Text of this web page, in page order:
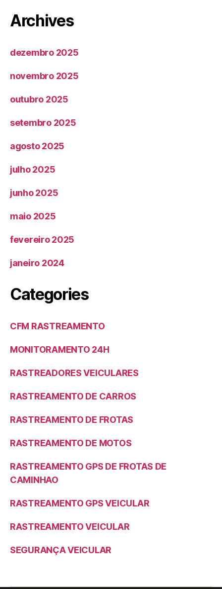
Archives
dezembro 2025
novembro 2025
outubro 2025
setembro 2025
agosto 2025
julho 2025
junho 2025
maio 2025
fevereiro 2025
janeiro 2024
Categories
CFM RASTREAMENTO
MONITORAMENTO 24H
RASTREADORES VEICULARES
RASTREAMENTO DE CARROS
RASTREAMENTO DE FROTAS
RASTREAMENTO DE MOTOS
RASTREAMENTO GPS DE FROTAS DE
CAMINHAO
RASTREAMENTO GPS VEICULAR
RASTREAMENTO VEICULAR
SEGURANÇA VEICULAR